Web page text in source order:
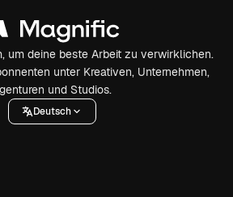
um deine beste Arbeit zu verwirklichen.
unter Kreativen, Unternehmen,
und Studios.
Deutsch